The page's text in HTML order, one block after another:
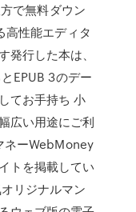
で無料ダウン
性能エディタ
発行した本は、
EPUB 3のデー
てお手持ち 小
広い用途にご利
ネーWebMoney
トを掲載してい
リジナルマン